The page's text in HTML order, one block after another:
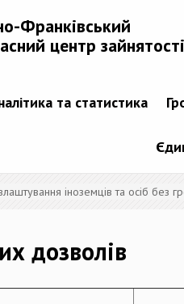
Франківський
центр зайнятості
та статистика
іноземців та осіб без
дозволів